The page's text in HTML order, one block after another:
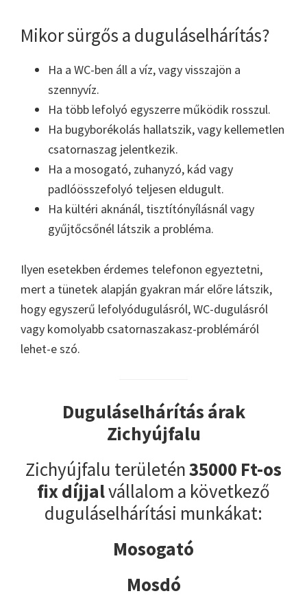
Mikor sürgős a duguláselhárítás?
Ha a WC-ben áll a víz, vagy visszajön a
szennyvíz.
Ha több lefolyó egyszerre működik rosszul.
Ha bugyborékolás hallatszik, vagy kellemetlen
csatornaszag jelentkezik.
Ha a mosogató, zuhanyzó, kád vagy
padlóösszefolyó teljesen eldugult.
Ha kültéri aknánál, tisztítónyílásnál vagy
gyűjtőcsőnél látszik a probléma.
Ilyen esetekben érdemes telefonon egyeztetni,
mert a tünetek alapján gyakran már előre látszik,
hogy egyszerű lefolyódugulásról, WC-dugulásról
vagy komolyabb csatornaszakasz-problémáról
lehet-e szó.
Duguláselhárítás árak
Zichyújfalu
Zichyújfalu területén35000 Ft-os
fix díjjalvállalom a következő
duguláselhárítási munkákat:
Mosogató
Mosdó